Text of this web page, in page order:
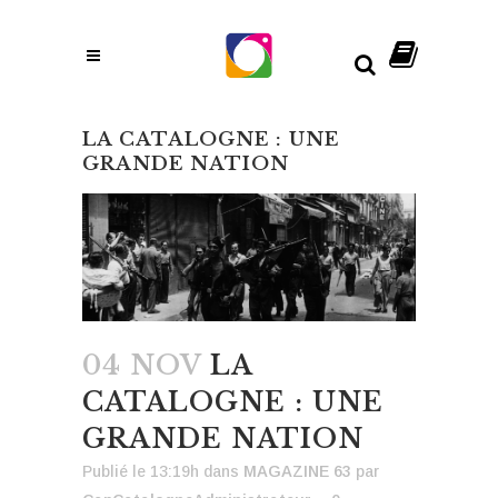
LA CATALOGNE : UNE
GRANDE NATION
04 NOVLA
CATALOGNE : UNE
GRANDE NATION
Publié le 13:19h dans MAGAZINE 63 par